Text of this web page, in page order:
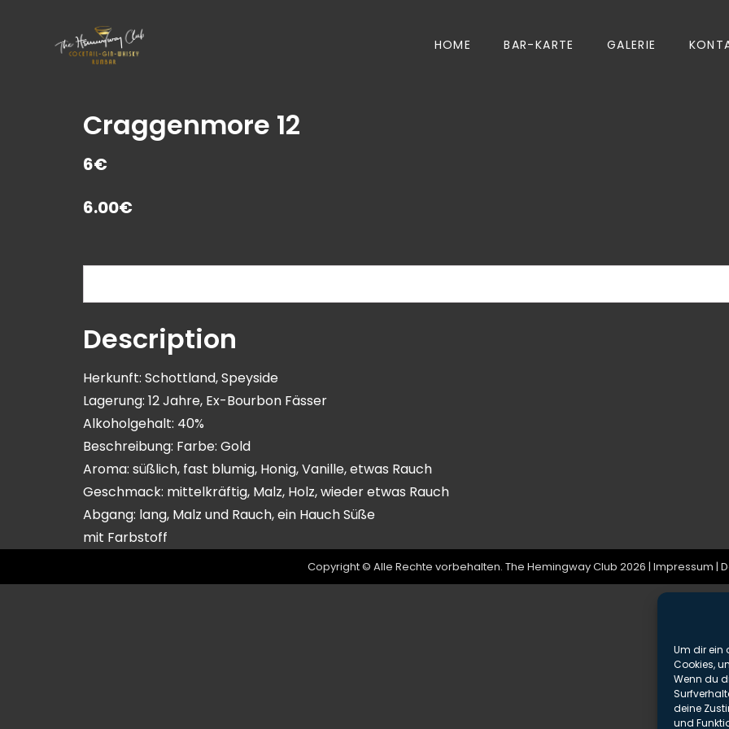
Um dir ein
Cookies,
Wenn du
deine
und
HOME BAR-KARTE GALERIE
Craggenmore 12
6€
6.00€
Description
Herkunft: Schottland, Speyside
Lagerung: 12 Jahre, Ex-Bourbon Fässer
Alkoholgehalt: 40%
Beschreibung: Farbe: Gold
Aroma: süßlich, fast blumig, Honig, Vanille, etwas Rauch
Geschmack: mittelkräftig, Malz, Holz, wieder etwas Rauch
Abgang: lang, Malz und Rauch, ein Hauch Süße
mit Farbstoff
Copyright © Alle Rechte vorbehalten. The Hemingway Club 2026 | Impressum |